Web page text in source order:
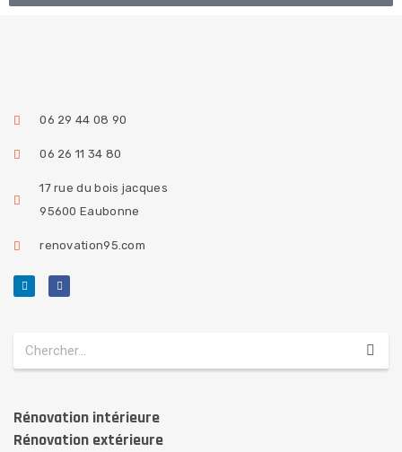
06 29 44 08 90
06 26 11 34 80
17 rue du bois jacques
95600 Eaubonne
renovation95.com
Rénovation intérieure
Rénovation extérieure